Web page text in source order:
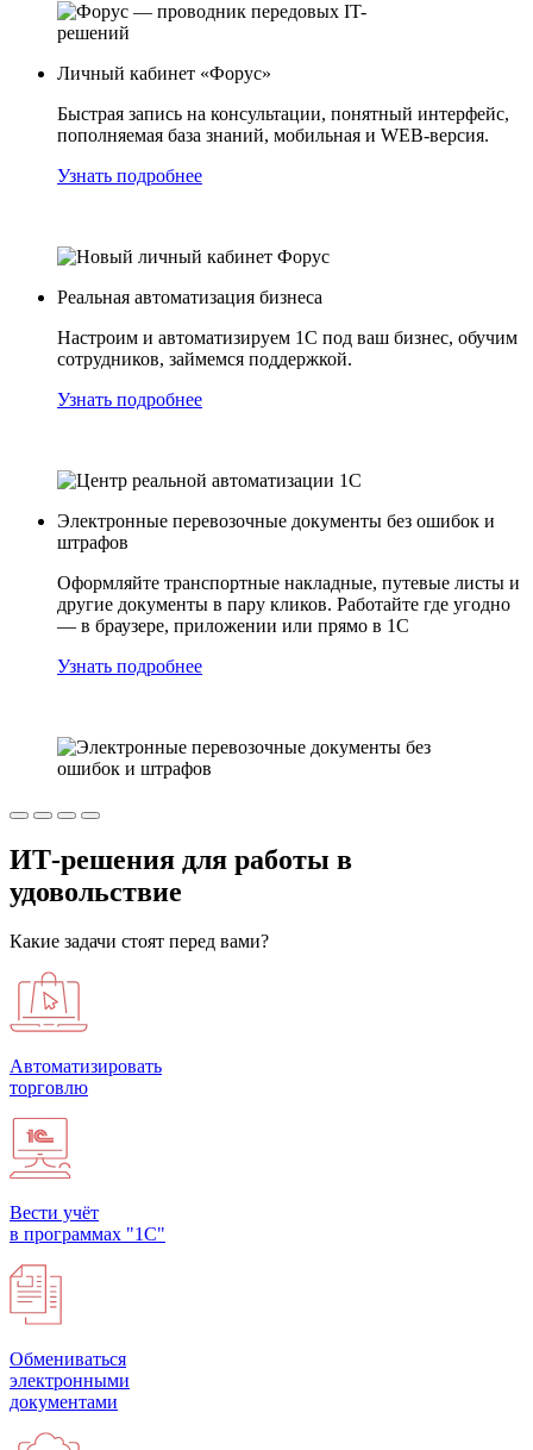
Личный кабинет «Форус»
Быстрая запись на консультации, понятный интерфейс,
пополняемая база знаний, мобильная и WEB-версия.
Узнать подробнее
Реальная автоматизация бизнеса
Настроим и автоматизируем 1С под ваш бизнес, обучим
сотрудников, займемся поддержкой.
Узнать подробнее
Электронные перевозочные документы без ошибок и
штрафов
Оформляйте транспортные накладные, путевые листы и
другие документы в пару кликов. Работайте где угодно
— в браузере, приложении или прямо в 1С
Узнать подробнее
ИТ-решения для работы в
удовольствие
Какие задачи стоят перед вами?
Автоматизировать
торговлю
Вести учёт
в программах "1С"
Обмениваться
электронными
документами